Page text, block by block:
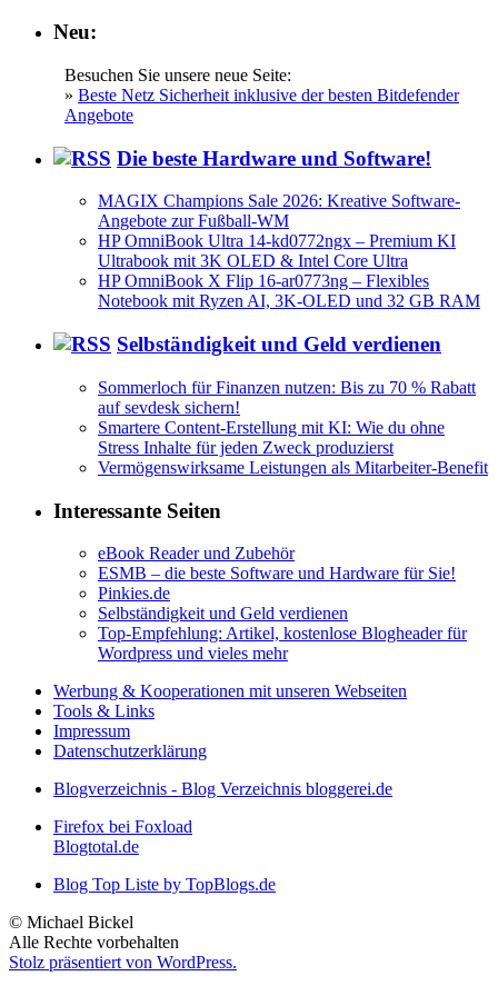
Neu:
Besuchen Sie unsere neue Seite:
» Beste Netz Sicherheit inklusive der besten Bitdefender
Angebote
Die beste Hardware und Software!
MAGIX Champions Sale 2026: Kreative Software-
Angebote zur Fußball-WM
HP OmniBook Ultra 14-kd0772ngx – Premium KI
Ultrabook mit 3K OLED & Intel Core Ultra
HP OmniBook X Flip 16-ar0773ng – Flexibles
Notebook mit Ryzen AI, 3K-OLED und 32 GB RAM
Selbständigkeit und Geld verdienen
Sommerloch für Finanzen nutzen: Bis zu 70 % Rabatt
auf sevdesk sichern!
Smartere Content-Erstellung mit KI: Wie du ohne
Stress Inhalte für jeden Zweck produzierst
Vermögenswirksame Leistungen als Mitarbeiter-Benefit
Interessante Seiten
eBook Reader und Zubehör
ESMB – die beste Software und Hardware für Sie!
Pinkies.de
Selbständigkeit und Geld verdienen
Top-Empfehlung: Artikel, kostenlose Blogheader für
Wordpress und vieles mehr
Werbung & Kooperationen mit unseren Webseiten
Tools & Links
Impressum
Datenschutzerklärung
Blogverzeichnis - Blog Verzeichnis bloggerei.de
Firefox bei Foxload
Blogtotal.de
Blog Top Liste by TopBlogs.de
© Michael Bickel
Alle Rechte vorbehalten
Stolz präsentiert von WordPress.